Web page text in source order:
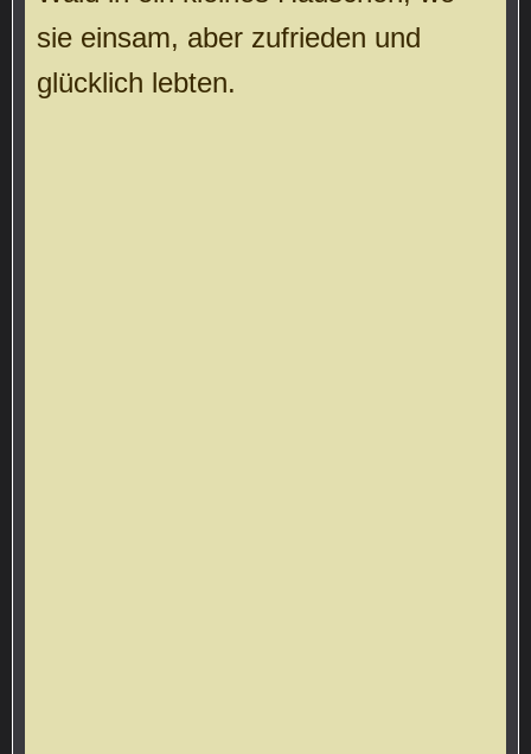
sie einsam, aber zufrieden und
glücklich lebten.